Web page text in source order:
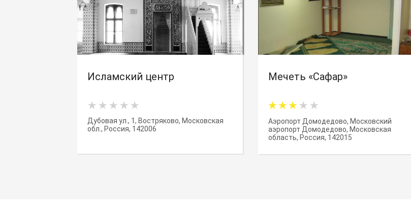
Исламский центр
Дубовая ул., 1, Востряково, Московская
обл., Россия, 142006
Мечеть «Сафар»
Аэропорт Домодедово, Московский
аэропорт Домодедово, Московская
область, Россия, 142015